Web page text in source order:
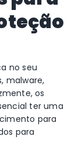
no seu
malware,
os
ter uma
para
para